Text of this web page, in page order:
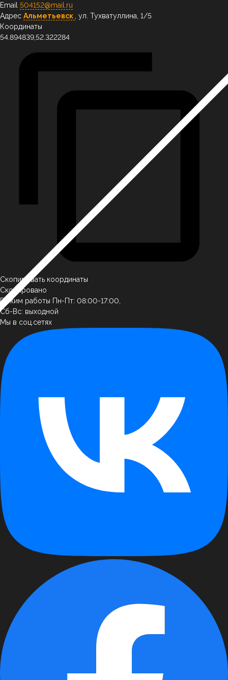
Email 504152@mail.ru
Адрес Альметьевск
ул. Тухватуллина, 1/5
Координаты
54.894839,52.322284
Скопировать координаты
Скопировано
Режим работы Пн-Пт: 08:00-17:00,
Сб-Вс: выходной
Мы в соц.сетях